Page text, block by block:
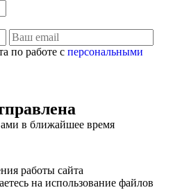
по работе с персональными
в ближайшее время
работы сайта
на использование файлов